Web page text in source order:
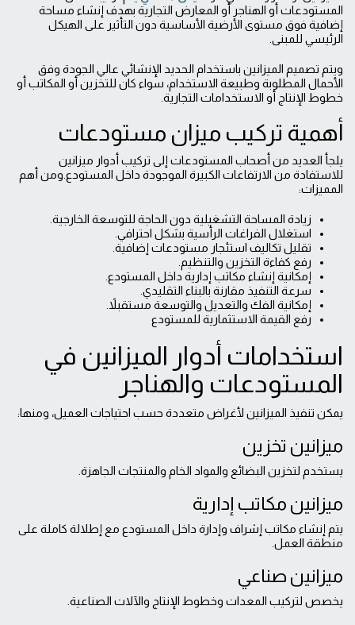
المستودعات أو الهناجر أو المعارض التجارية بهدف إنشاء مساحة
إضافية فوق مستوى الأرضية الأساسية دون التأثير على الهيكل
الرئيسي للمبنى.
ويتم تصميم الميزانين باستخدام الحديد الإنشائي عالي الجودة وفق
الأحمال المطلوبة وطبيعة الاستخدام، سواء كان للتخزين أو المكاتب أو
خطوط الإنتاج أو الاستخدامات التجارية.
أهمية تركيب ميزان مستودعات
يلجأ العديد من أصحاب المستودعات إلى تركيب أدوار ميزانين
للاستفادة من الارتفاعات الكبيرة الموجودة داخل المستودع.ومن أهم
المميزات:
زيادة المساحة التشغيلية دون الحاجة للتوسعة الخارجية.
استغلال الفراغات الرأسية بشكل احترافي.
تقليل تكاليف استئجار مستودعات إضافية.
رفع كفاءة التخزين والتنظيم.
إمكانية إنشاء مكاتب إدارية داخل المستودع.
سرعة التنفيذ مقارنة بالبناء التقليدي.
إمكانية الفك والتعديل والتوسعة مستقبلاً.
رفع القيمة الاستثمارية للمستودع
استخدامات أدوار الميزانين في
المستودعات والهناجر
يمكن تنفيذ الميزانين لأغراض متعددة حسب احتياجات العميل، ومنها:
ميزانين تخزين
يستخدم لتخزين البضائع والمواد الخام والمنتجات الجاهزة.
ميزانين مكاتب إدارية
يتم إنشاء مكاتب إشراف وإدارة داخل المستودع مع إطلالة كاملة على
منطقة العمل.
ميزانين صناعي
يخصص لتركيب المعدات وخطوط الإنتاج والآلات الصناعية.